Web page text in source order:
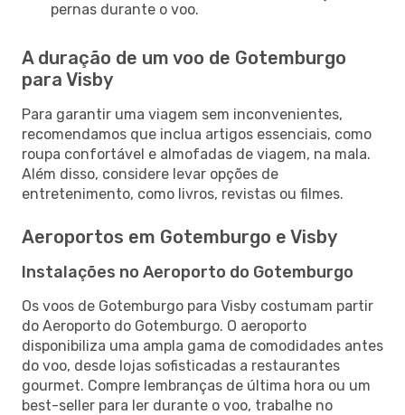
pernas durante o voo.
A duração de um voo de Gotemburgo
para Visby
Para garantir uma viagem sem inconvenientes,
recomendamos que inclua artigos essenciais, como
roupa confortável e almofadas de viagem, na mala.
Além disso, considere levar opções de
entretenimento, como livros, revistas ou filmes.
Aeroportos em Gotemburgo e Visby
Instalações no Aeroporto do Gotemburgo
Os voos de Gotemburgo para Visby costumam partir
do Aeroporto do Gotemburgo. O aeroporto
disponibiliza uma ampla gama de comodidades antes
do voo, desde lojas sofisticadas a restaurantes
gourmet. Compre lembranças de última hora ou um
best-seller para ler durante o voo, trabalhe no